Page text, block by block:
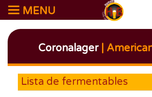
MENU
Coronalager|
Lista de fermentables